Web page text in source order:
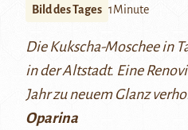
Bild des Tages 1Minute
Die Kukscha-Moschee in
in der Altstadt. Eine
Jahr zu neuem Glanz
Oparina